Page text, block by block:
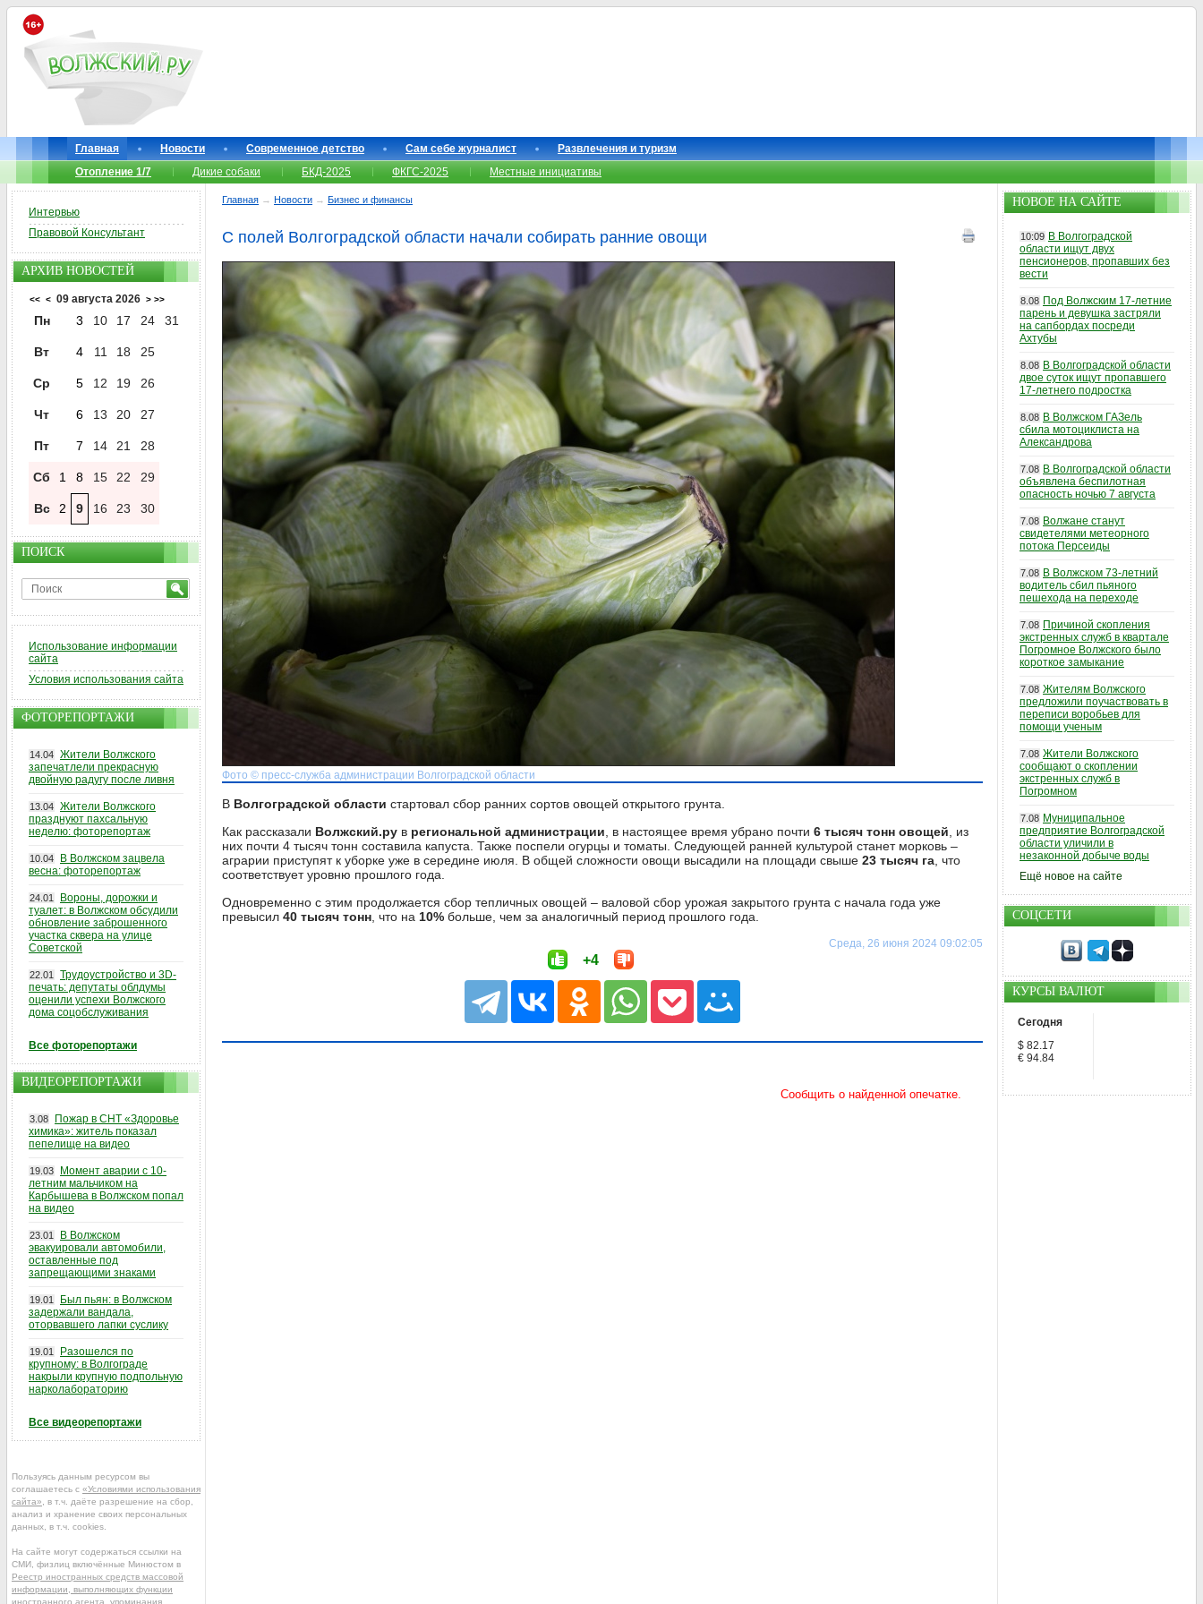
Главная Новости Современное детство Сам себе журналист
Развлечения и туризм
Отопление 1/7
Дикие собаки БКД-2025 ФКГС-2025 Местные инициативы
Главная → Новости → Бизнес и финансы
С полей Волгоградской области начали собирать ранние овощи
Фото © пресс-служба администрации Волгоградской области
В Волгоградской области стартовал сбор ранних сортов овощей открытого грунта.
Как рассказали Волжский.ру в региональной администрации , в настоящее время убрано почти 6 тысяч тонн овощей , из
них почти 4 тысяч тонн составила капуста. Также поспели огурцы и томаты. Следующей ранней культурой станет морковь –
аграрии приступят к уборке уже в середине июля. В общей сложности овощи высадили на площади свыше 23 тысяч га , что
соответствует уровню прошлого года.
Одновременно с этим продолжается сбор тепличных овощей – валовой сбор урожая закрытого грунта с начала года уже
превысил 40 тысяч тонн , что на 10% больше, чем за аналогичный период прошлого года.
Среда, 26 июня 2024 09:02:05
+4
Интервью
Правовой Консультант
АРХИВ НОВОСТЕЙ
<< < 09 августа 2026 > >>
Пн 3 10 17 24 31
Вт 4 11 18 25
Ср 5 12 19 26
Чт 6 13 20 27
Пт 7 14 21 28
Сб 1 8 15 22 29
Вс 2 9 16 23 30
ПОИСК
Использование информации
сайта
Условия использования сайта
ФОТОРЕПОРТАЖИ
14.04 Жители Волжского
запечатлели прекрасную
двойную радугу после ливня
13.04 Жители Волжского
празднуют пахсальную
неделю: фоторепортаж
10.04
В Волжском зацвела
весна: фоторепортаж
24.01
Вороны, дорожки и
туалет: в Волжском обсудили
обновление заброшенного
участка сквера на улице
Советской
22.01
Трудоустройство и 3D-
печать: депутаты облдумы
оценили успехи Волжского
дома соцобслуживания
Все фоторепортажи
ВИДЕОРЕПОРТАЖИ
3.08
Пожар в СНТ «Здоровье
химика»: житель показал
пепелище на видео
19.03
Момент аварии с 10-
летним мальчиком на
Карбышева в Волжском попал
на видео
23.01
В Волжском
эвакуировали автомобили,
оставленные под
запрещающими знаками
19.01
Был пьян: в Волжском
задержали вандала,
оторвавшего лапки суслику
19.01
Разошелся по
крупному: в Волгограде
накрыли крупную подпольную
нарколабораторию
Все видеорепортажи
Пользуясь данным ресурсом вы
соглашаетесь с «Условиями использования
сайта» , в т.ч. даёте разрешение на сбор,
анализ и хранение своих персональных
данных, в т.ч. cookies.
На сайте могут содержаться ссылки на
СМИ, физлиц включённые Минюстом в
Реестр иностранных средств массовой
информации, выполняющих функции
иностранного агента , упоминания
НОВОЕ НА САЙТЕ
10:09 В Волгоградской
области ищут двух
пенсионеров, пропавших без
вести
8.08 Под Волжским 17-летние
парень и девушка застряли
на сапбордах посреди
Ахтубы
8.08 В Волгоградской области
двое суток ищут пропавшего
17-летнего подростка
8.08 В Волжском ГАЗель
сбила мотоциклиста на
Александрова
7.08 В Волгоградской области
объявлена беспилотная
опасность ночью 7 августа
7.08 Волжане станут
свидетелями метеорного
потока Персеиды
7.08 В Волжском 73-летний
водитель сбил пьяного
пешехода на переходе
7.08 Причиной скопления
экстренных служб в квартале
Погромное Волжского было
короткое замыкание
7.08 Жителям Волжского
предложили поучаствовать в
переписи воробьев для
помощи ученым
7.08 Жители Волжского
сообщают о скоплении
экстренных служб в
Погромном
7.08 Муниципальное
предприятие Волгоградской
области уличили в
незаконной добыче воды
Ещё новое на сайте
СОЦСЕТИ
КУРСЫ ВАЛЮТ
Сегодня
$ 82.17
€ 94.84